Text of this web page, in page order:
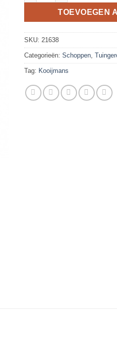
TOEVOEGEN
SKU: 21638
Categorieën: Schoppen
Tag: Kooijmans